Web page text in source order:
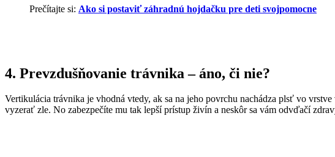
Prečítajte si: Ako si postaviť záhradnú hojdačku pre deti svojpomocne
4. Prevzdušňovanie trávnika – áno, či nie?
Vertikulácia trávnika je vhodná vtedy, ak sa na jeho povrchu nachádza plsť vo
vyzerať zle. No zabezpečíte mu tak lepší prístup živín a neskôr sa vám odvďačí